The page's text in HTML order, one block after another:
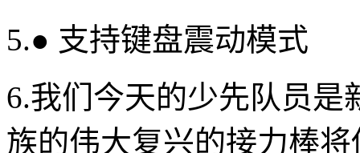
5.● 支持键盘震动模式
6.我们今天的少先队员
族的伟大复兴的接力棒